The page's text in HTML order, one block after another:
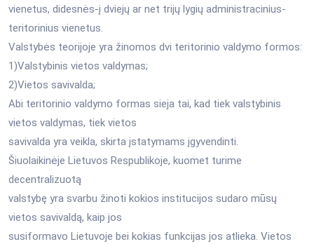
vienetus, didesnės-į dviejų ar net trijų lygių administracinius-
teritorinius vienetus.
Valstybės teorijoje yra žinomos dvi teritorinio valdymo formos:
1)Valstybinis vietos valdymas;
2)Vietos savivalda;
Abi teritorinio valdymo formas sieja tai, kad tiek valstybinis
vietos valdymas, tiek vietos
savivalda yra veikla, skirta įstatymams įgyvendinti.
Šiuolaikinėje Lietuvos Respublikoje, kuomet turime
decentralizuotą
valstybę yra svarbu žinoti kokios institucijos sudaro mūsų
vietos savivaldą, kaip jos
susiformavo Lietuvoje bei kokias funkcijas jos atlieka. Vietos